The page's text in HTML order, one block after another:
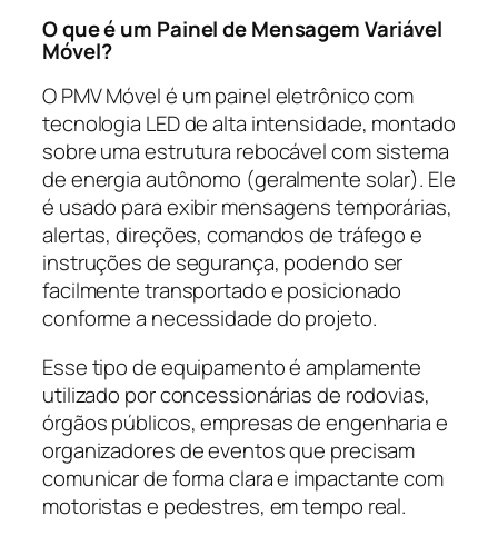
O que é um Painel de Mensagem Variável
Móvel?
O PMV Móvel é um painel eletrônico com
tecnologia LED de alta intensidade, montado
sobre uma estrutura rebocável com sistema
de energia autônomo (geralmente solar). Ele
é usado para exibir mensagens temporárias,
alertas, direções, comandos de tráfego e
instruções de segurança, podendo ser
facilmente transportado e posicionado
conforme a necessidade do projeto.
Esse tipo de equipamento é amplamente
utilizado por concessionárias de rodovias,
órgãos públicos, empresas de engenharia e
organizadores de eventos que precisam
comunicar de forma clara e impactante com
motoristas e pedestres, em tempo real.